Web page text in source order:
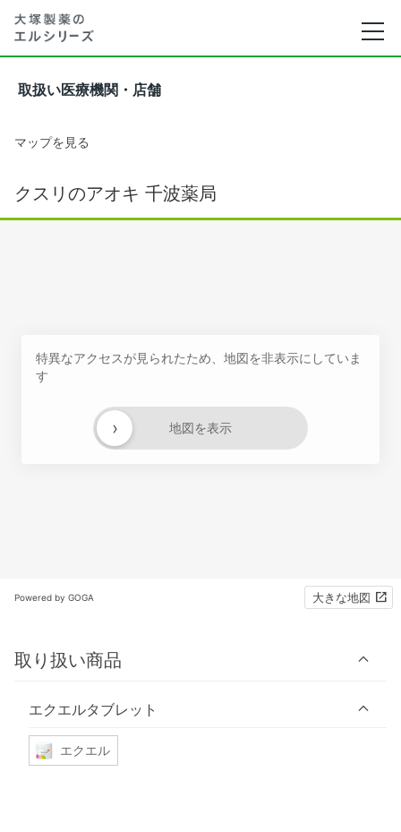
取扱い医療機関・店舗
マップを見る
クスリのアオキ 千波薬局
特異なアクセスが見られたため、地図を非表示にしていま
す
地図を表示
›
Powered by GOGA 大きな地図
取り扱い商品
エクエルタブレット
エクエル